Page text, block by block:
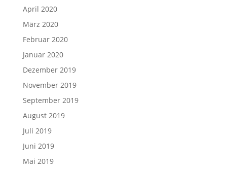
April 2020
März 2020
Februar 2020
Januar 2020
Dezember 2019
November 2019
September 2019
August 2019
Juli 2019
Juni 2019
Mai 2019